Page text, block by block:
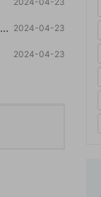
2024-04-23
2024-04-23